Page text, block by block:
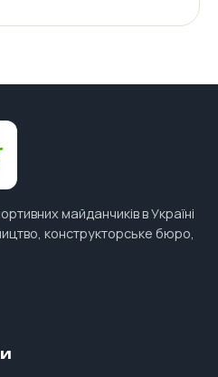
майданчиків в Україні
конструкторське бюро,